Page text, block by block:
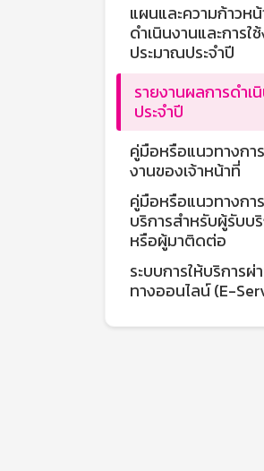
แผนและความก้าวหน้
ดำเนินงานและการใ
ประมาณประจำปี
รายงานผลการดำเ
ประจำปี
คู่มือหรือแนวทางกา
งานของเจ้าหน้าที่
คู่มือหรือแนวทางกา
บริการสำหรับผู้รับบ
หรือผู้มาติดต่อ
ระบบการให้บริการผ่
ทางออนไลน์ (E-